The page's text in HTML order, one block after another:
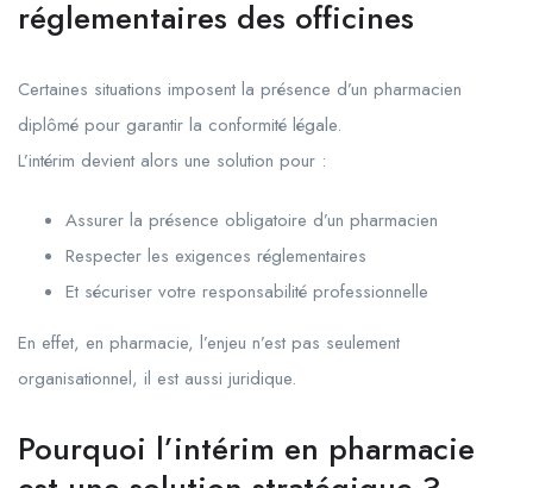
réglementaires des officines
Certaines situations imposent la présence d’un pharmacien
diplômé pour garantir la conformité légale.
L’intérim devient alors une solution pour :
Assurer la présence obligatoire d’un pharmacien
Respecter les exigences réglementaires
Et sécuriser votre responsabilité professionnelle
En effet, en pharmacie, l’enjeu n’est pas seulement
organisationnel, il est aussi juridique.
Pourquoi l’intérim en pharmacie